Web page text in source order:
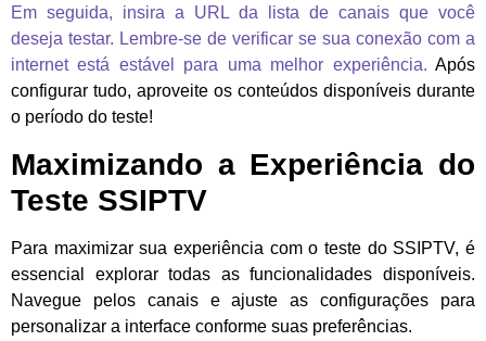
Em seguida, insira a URL da lista de canais que você
deseja testar. Lembre-se de verificar se sua conexão com a
internet está estável para uma melhor experiência. Após
configurar tudo, aproveite os conteúdos disponíveis durante
o período do teste!
Maximizando a Experiência do
Teste SSIPTV
Para maximizar sua experiência com o teste do SSIPTV, é
essencial explorar todas as funcionalidades disponíveis.
Navegue pelos canais e ajuste as configurações para
personalizar a interface conforme suas preferências.